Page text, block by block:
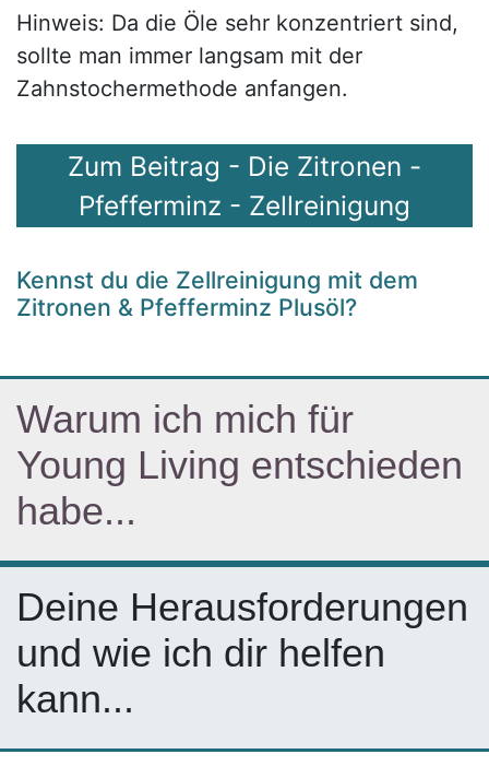
Hinweis: Da die Öle sehr konzentriert sind,
sollte man immer langsam mit der
Zahnstochermethode anfangen.
Zum Beitrag - Die Zitronen -
Pfefferminz - Zellreinigung
Kennst du die Zellreinigung mit dem
Zitronen & Pfefferminz Plusöl?
Wa​rum ich mich für
Young Living entschieden
habe...
Deine Herausforderungen
und wie ich dir helfen
kann...​